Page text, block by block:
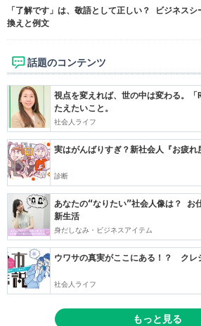
「了解です」は、敬語として正しい？ ビジネス
換えと例文
話題のコンテンツ
視点を変えれば、世の中は変わる。
たえたいこと。
社会人ライフ
実はがんばりすぎ？新社会人『お疲れ
診断
あなたの“なりたい”社会人像は？ お
新生活
身だしなみ・ビジネスアイテム
ウワサの真実がここにある！？ クレ
社会人ライフ
もっと見る